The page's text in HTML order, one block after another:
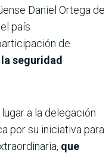
Daniel Ortega de
país
de
seguridad
a la delegación
por su iniciativa para
que